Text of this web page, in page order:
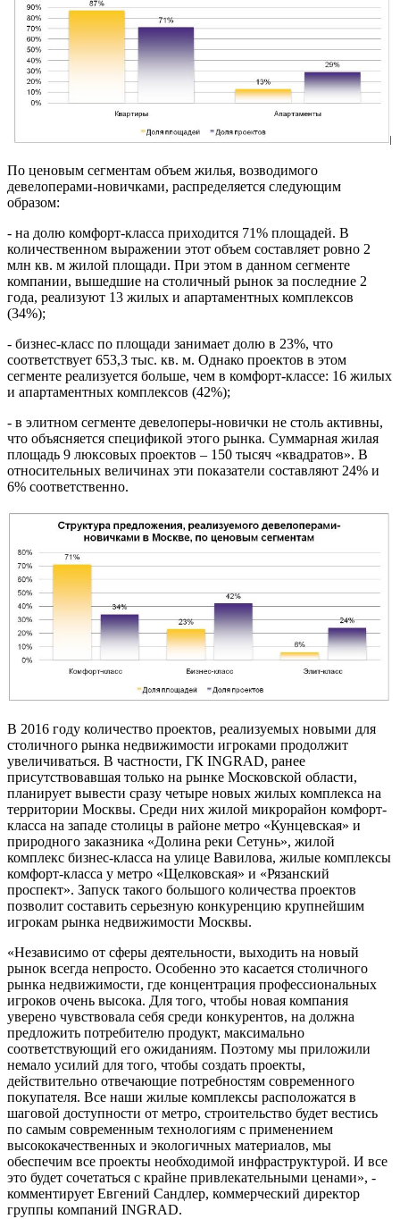
По ценовым сегментам объем жилья, возводимого
девелоперами-новичками, распределяется следующим
образом:
- на долю комфорт-класса приходится 71% площадей. В
количественном выражении этот объем составляет ровно 2
млн кв. м жилой площади. При этом в данном сегменте
компании, вышедшие на столичный рынок за последние 2
года, реализуют 13 жилых и апартаментных комплексов
(34%);
- бизнес-класс по площади занимает долю в 23%, что
соответствует 653,3 тыс. кв. м. Однако проектов в этом
сегменте реализуется больше, чем в комфорт-классе: 16 жилых
и апартаментных комплексов (42%);
- в элитном сегменте девелоперы-новички не столь активны,
что объясняется спецификой этого рынка. Суммарная жилая
площадь 9 люксовых проектов – 150 тысяч «квадратов». В
относительных величинах эти показатели составляют 24% и
6% соответственно.
В 2016 году количество проектов, реализуемых новыми для
столичного рынка недвижимости игроками продолжит
увеличиваться. В частности, ГК INGRAD, ранее
присутствовавшая только на рынке Московской области,
планирует вывести сразу четыре новых жилых комплекса на
территории Москвы. Среди них жилой микрорайон комфорт-
класса на западе столицы в районе метро «Кунцевская» и
природного заказника «Долина реки Сетунь», жилой
комплекс бизнес-класса на улице Вавилова, жилые комплексы
комфорт-класса у метро «Щелковская» и «Рязанский
проспект». Запуск такого большого количества проектов
позволит составить серьезную конкуренцию крупнейшим
игрокам рынка недвижимости Москвы.
«Независимо от сферы деятельности, выходить на новый
рынок всегда непросто. Особенно это касается столичного
рынка недвижимости, где концентрация профессиональных
игроков очень высока. Для того, чтобы новая компания
уверено чувствовала себя среди конкурентов, на должна
предложить потребителю продукт, максимально
соответствующий его ожиданиям. Поэтому мы приложили
немало усилий для того, чтобы создать проекты,
действительно отвечающие потребностям современного
покупателя. Все наши жилые комплексы расположатся в
шаговой доступности от метро, строительство будет вестись
по самым современным технологиям с применением
высококачественных и экологичных материалов, мы
обеспечим все проекты необходимой инфраструктурой. И все
это будет сочетаться с крайне привлекательными ценами», -
комментирует Евгений Сандлер, коммерческий директор
группы компаний INGRAD.